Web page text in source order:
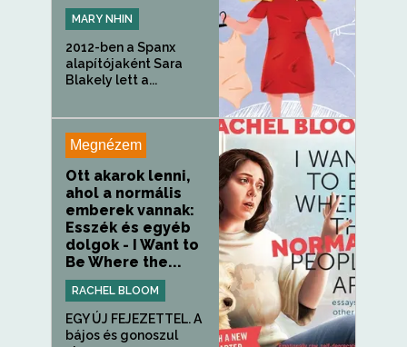
MARY NHIN
2012-ben a Spanx
alapítójaként Sara
Blakely lett a...
Megnézem
Ott akarok lenni,
ahol a normális
emberek vannak:
Esszék és egyéb
dolgok - I Want to
Be Where the...
RACHEL BLOOM
EGY ÚJ FEJEZETTEL. A
bájos és gonoszul